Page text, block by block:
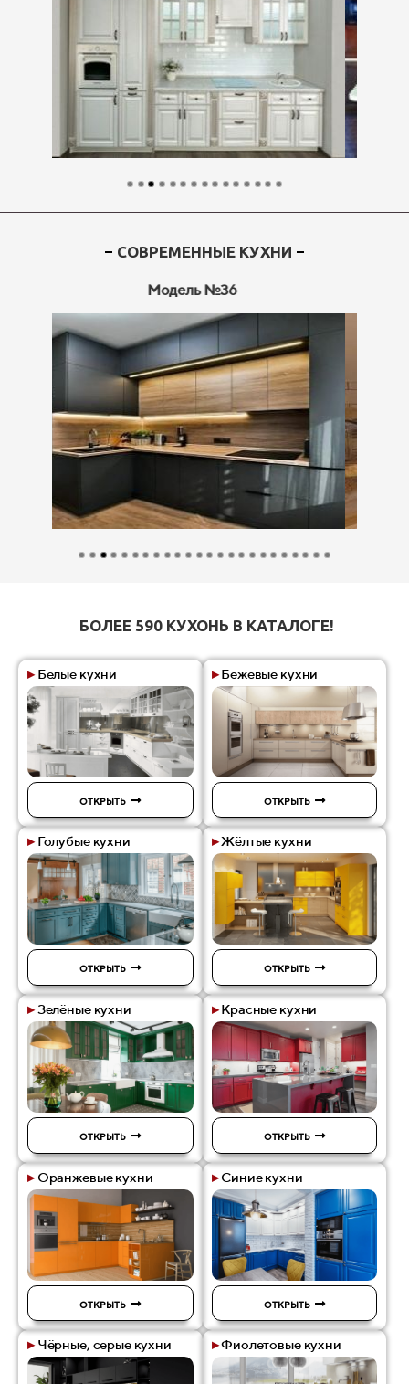
СОВРЕМЕННЫЕ КУХНИ
Модель №37
БОЛЕЕ 590 КУХОНЬ В КАТАЛОГЕ!
▸Белые кухни
ОТКРЫТЬ
▸Бежевые кухни
ОТКРЫТЬ
▸Голубые кухни
ОТКРЫТЬ
▸Жёлтые кухни
ОТКРЫТЬ
▸Зелёные кухни
ОТКРЫТЬ
▸Красные кухни
ОТКРЫТЬ
▸Оранжевые кухни
ОТКРЫТЬ
▸Синие кухни
ОТКРЫТЬ
▸Чёрные, серые кухни ▸Фиолетовые кухни